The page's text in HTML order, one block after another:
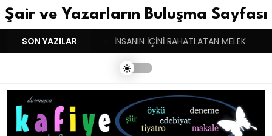
Şair ve Yazarların Buluşma Sayfası
SON YAZILAR
BASARINDIR! İNSANIN İÇİNİ RAHATLATAN MELEK